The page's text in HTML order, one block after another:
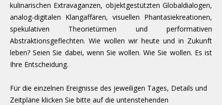
kulinarischen Extravaganzen, objektgestützten Globaldialogen,
analog-digitalen Klangaffären, visuellen Phantasiekreationen,
spekulativen Theorietürmen und performativen
Abstraktionsgeflechten. Wie wollen wir heute und in Zukunft
leben? Seien Sie dabei, wenn Sie wollen. Wie Sie wollen. Es ist
Ihre Entscheidung.
Für die einzelnen Ereignisse des jeweiligen Tages, Details und
Zeitpläne klicken Sie bitte auf die untenstehenden